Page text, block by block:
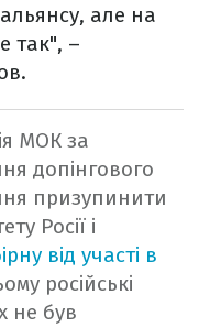
але на
так", –
МОК за
допінгового
призупинити
Росії і
від участі в
російські
не був